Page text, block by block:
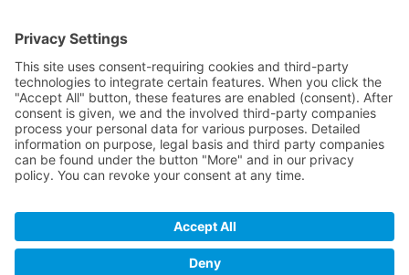
Internetseite gefördert durch
mit Mitteln des